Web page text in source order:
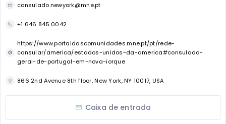
consulado.newyork@mne.pt
+1 646 845 0042
https://www.portaldascomunidades.mne.pt/pt/rede-
consular/america/estados-unidos-da-america#consulado-
geral-de-portugal-em-nova-iorque
866 2nd Avenue 8th floor, New York, NY 10017, USA
Caixa de entrada